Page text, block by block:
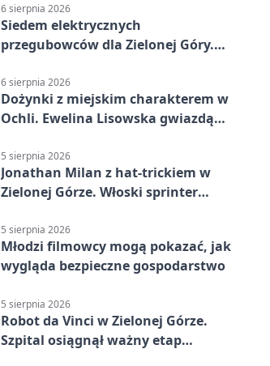
6 sierpnia 2026
Siedem elektrycznych
przegubowców dla Zielonej Góry.
6 sierpnia 2026
Dożynki z miejskim charakterem w
Ochli. Ewelina Lisowska gwiazdą
5 sierpnia 2026
Jonathan Milan z hat-trickiem w
Zielonej Górze. Włoski sprinter
5 sierpnia 2026
Młodzi filmowcy mogą pokazać, jak
wygląda bezpieczne gospodarstwo
5 sierpnia 2026
Robot da Vinci w Zielonej Górze.
Szpital osiągnął ważny etap